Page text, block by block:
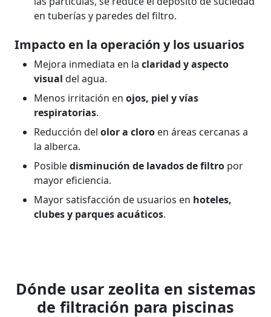
en tuberías y paredes del filtro.
Impacto en la operación y los usuarios
Mejora inmediata en la claridad y aspecto
visual del agua.
Menos irritación en ojos, piel y vías
respiratorias.
Reducción del olor a cloro en áreas cercanas a
la alberca.
Posibledisminución de lavados de filtro por
mayor eficiencia.
Mayor satisfacción de usuarios en hoteles,
clubes y parques acuáticos.
Dónde usar zeolita en sistemas
de filtración para piscinas